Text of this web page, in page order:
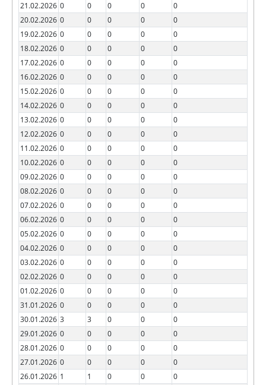
21.02.2026 0 0 0 0
0
20.02.2026 0 0 0 0
0
19.02.2026 0 0 0 0
0
18.02.2026 0 0 0 0
0
17.02.2026 0 0 0 0
0
16.02.2026 0 0 0 0
0
15.02.2026 0 0 0 0
0
14.02.2026 0 0 0 0
0
13.02.2026 0 0 0 0
0
12.02.2026 0 0 0 0
0
11.02.2026 0 0 0 0
0
10.02.2026 0 0 0 0
0
09.02.2026 0 0 0 0
0
08.02.2026 0 0 0 0
0
07.02.2026 0 0 0 0
0
06.02.2026 0 0 0 0
0
05.02.2026 0 0 0 0
0
04.02.2026 0 0 0 0
0
03.02.2026 0 0 0 0
0
02.02.2026 0 0 0 0
0
01.02.2026 0 0 0 0
0
31.01.2026 0 0 0 0
0
30.01.2026 3 3 0 0
0
29.01.2026 0 0 0 0
0
28.01.2026 0 0 0 0
0
27.01.2026 0 0 0 0
0
26.01.2026 1 1 0 0
0